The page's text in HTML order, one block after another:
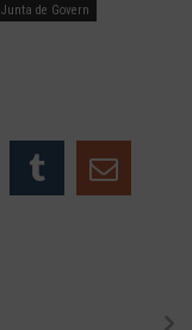
Junta de Govern